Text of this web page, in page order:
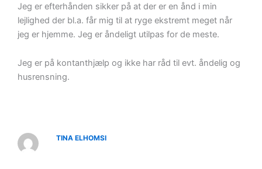
Jeg er efterhånden sikker på at der er en ånd i min
lejlighed der bl.a. får mig til at ryge ekstremt meget når
jeg er hjemme. Jeg er åndeligt utilpas for de meste.
Jeg er på kontanthjælp og ikke har råd til evt. åndelig og
husrensning.
TINA ELHOMSI